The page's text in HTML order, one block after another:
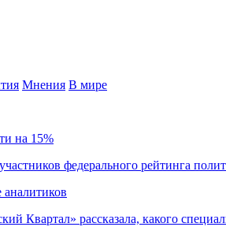
Мнения В мире
на 15%
федерального рейтинга
Квартал» рассказала, какого